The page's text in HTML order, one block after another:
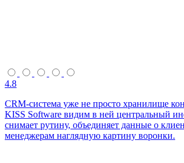
4.8
CRM-система уже не просто хранилище
KISS Software видим в ней центральный
снимает рутину, объединяет данные о
менеджерам наглядную картину воронки.